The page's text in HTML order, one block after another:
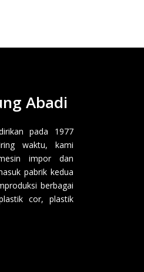
Abadi
pada 1977
waktu, kami
impor dan
pabrik kedua
berbagai
cor, plastik